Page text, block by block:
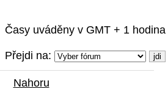
Časy uváděny v GMT + 1 hodina
Přejdi na:
Nahoru